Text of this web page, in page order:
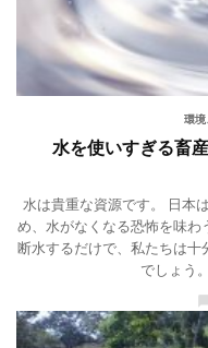
環境
水を使いすぎる畜
水は貴重な資源です。 日本
め、水がなくなる恐怖を味わ
断水するだけで、私たちは
でしょう